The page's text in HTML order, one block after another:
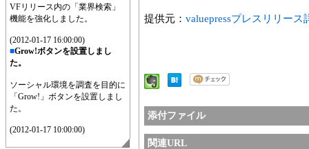
VFリリース内の「業界検索」
機能を強化しました。
(2012-01-17 16:00:00)
■Grow!ボタンを設置しまし
た。
ソーシャル環境を調査を目的に
「Grow!」ボタンを設置しまし
た。
(2012-01-17 10:00:00)
提供元： valuepressプレスリリース
添付ファイル
関連URL